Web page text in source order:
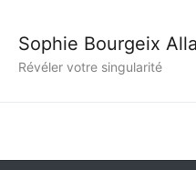
Sophie Bourgeix
Révéler votre singularité